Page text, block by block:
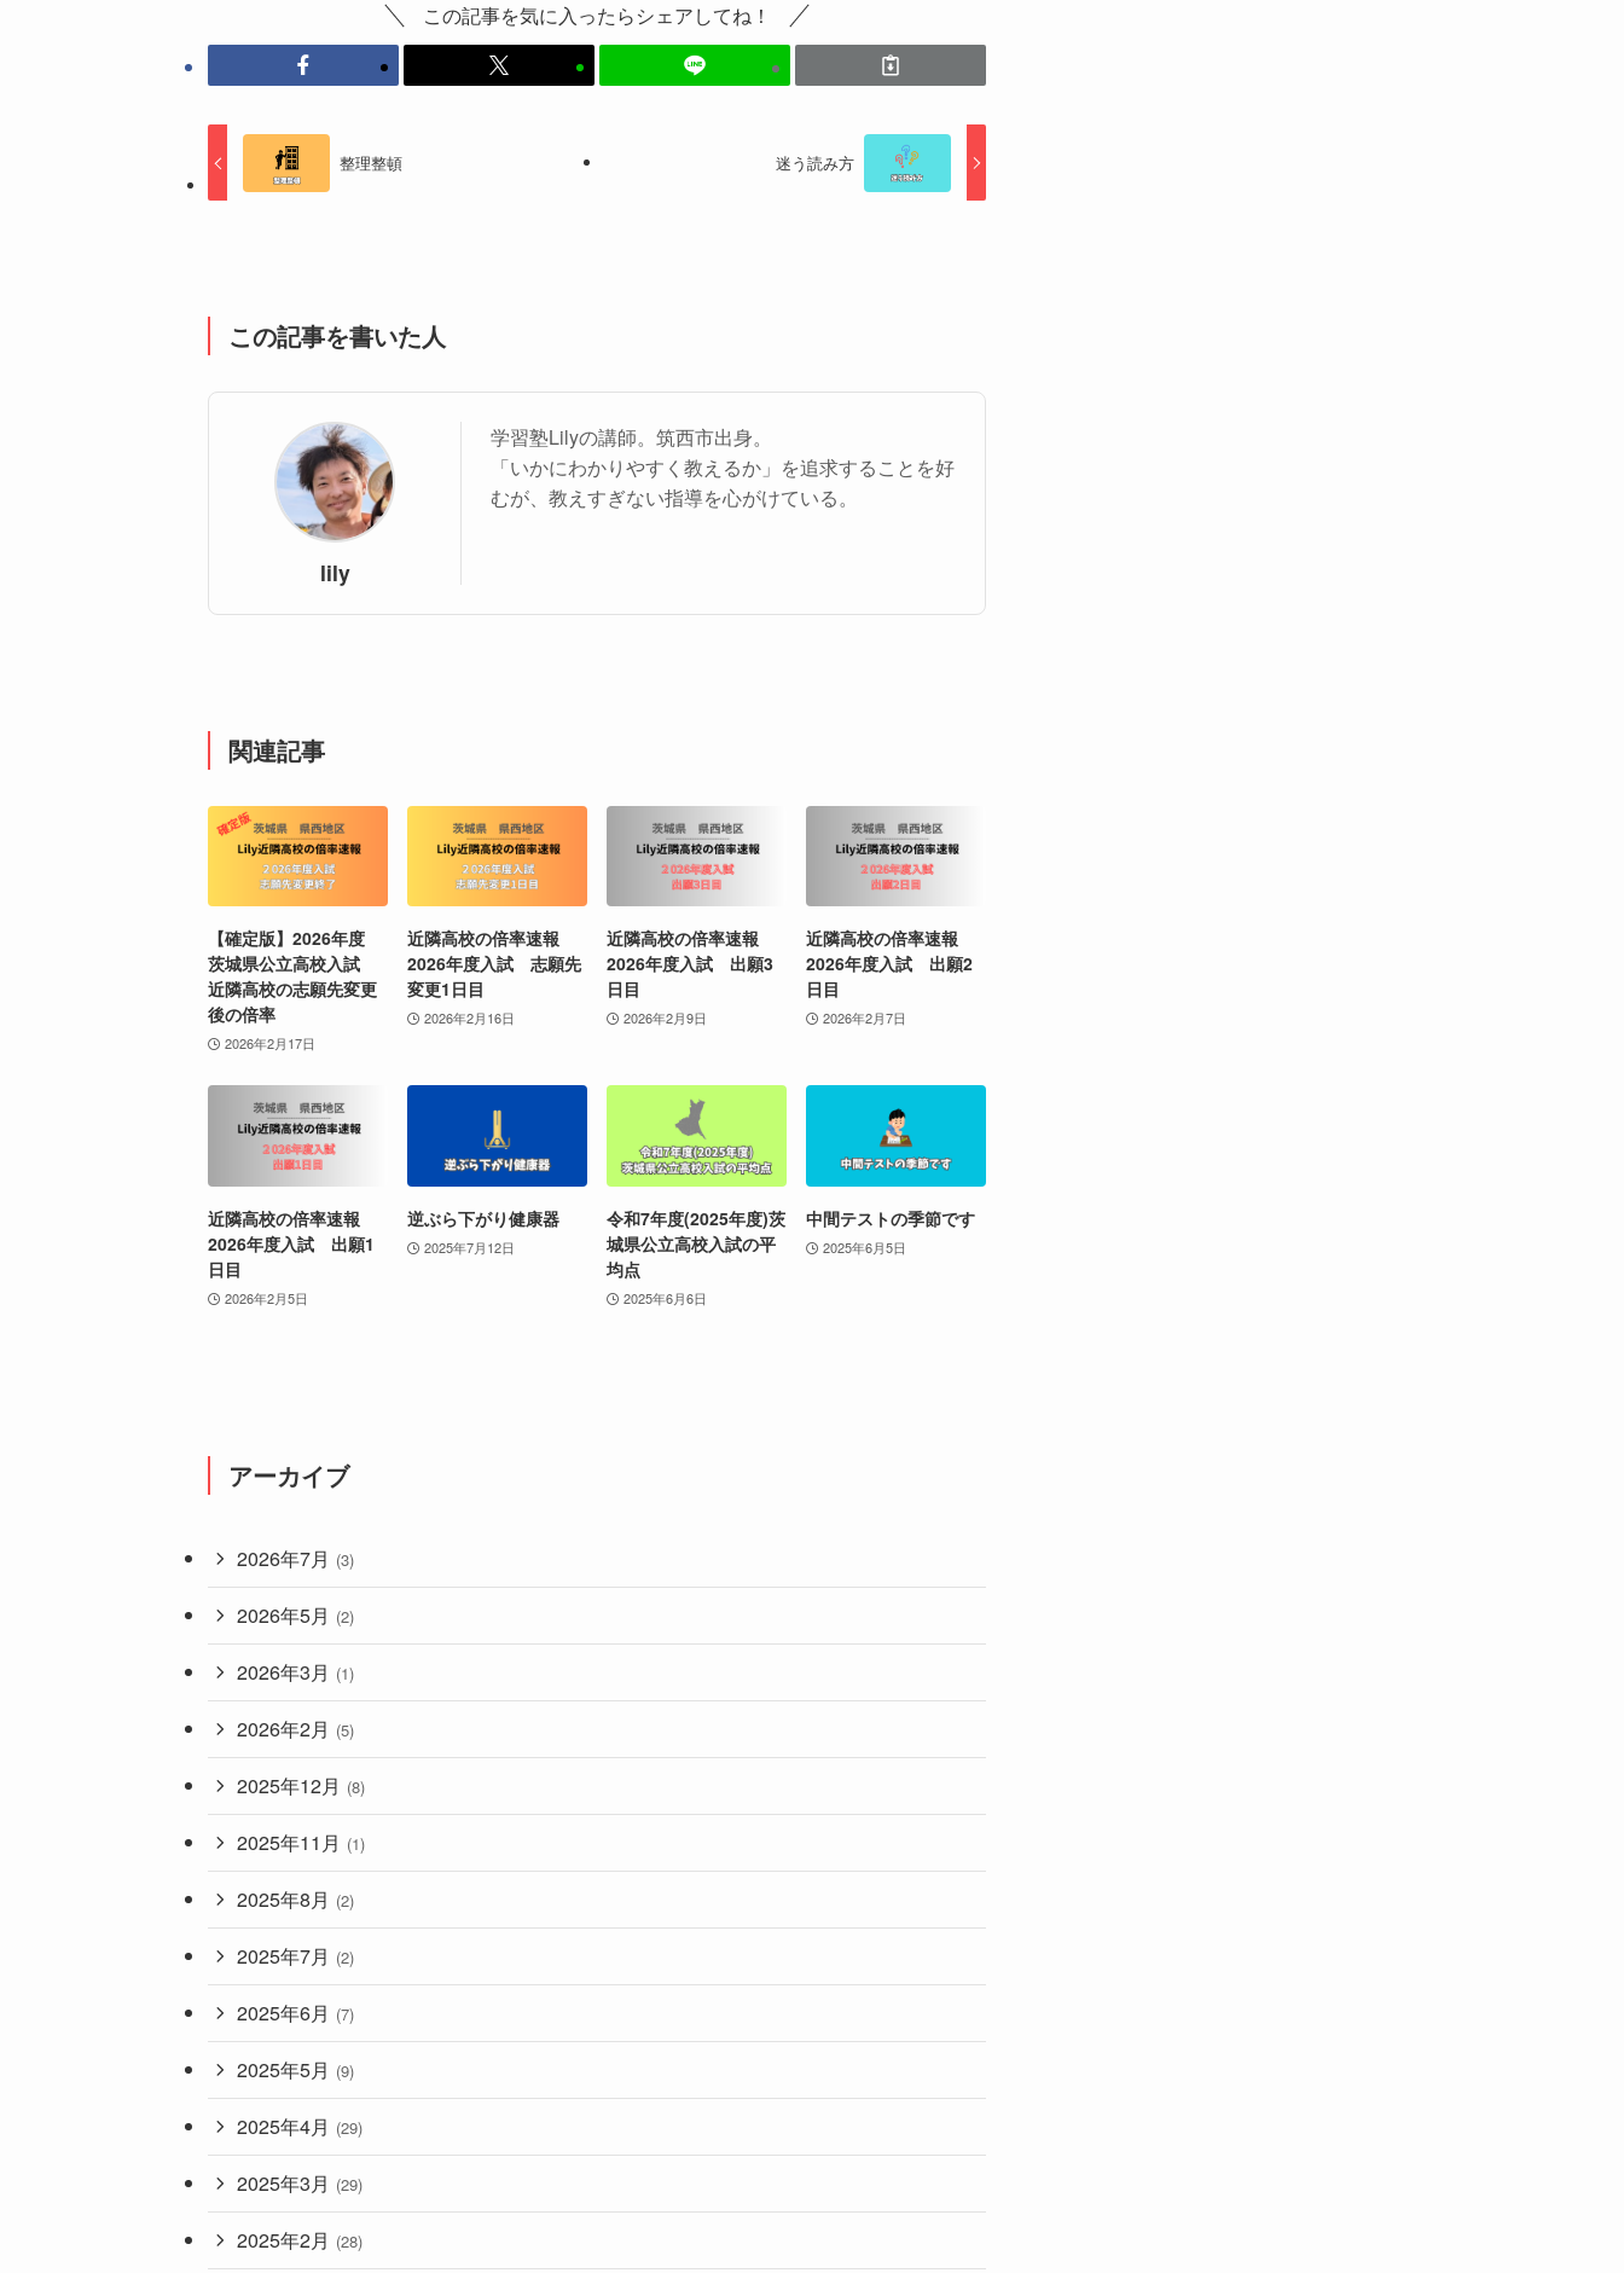
この記事を気に入ったらシェアしてね！
整理整頓 迷う読み方
この記事を書いた人
lily
学習塾Lilyの講師。筑西市出身。
「いかにわかりやすく教えるか」を追求することを好
むが、教えすぎない指導を心がけている。
関連記事
【確定版】2026年度
茨城県公立高校入試
近隣高校の志願先変更
後の倍率
2026年2月17日
近隣高校の倍率速報
2026年度入試 志願先
変更1日目
2026年2月16日
近隣高校の倍率速報
2026年度入試 出願3
日目
2026年2月9日
近隣高校の倍率速報
2026年度入試 出願2
日目
2026年2月7日
近隣高校の倍率速報
2026年度入試 出願1
日目
2026年2月5日
逆ぶら下がり健康器
2025年7月12日
令和7年度(2025年度)茨
城県公立高校入試の平
均点
2025年6月6日
中間テストの季節です
2025年6月5日
アーカイブ
2026年7月 (3)
2026年5月 (2)
2026年3月 (1)
2026年2月 (5)
2025年12月 (8)
2025年11月 (1)
2025年8月 (2)
2025年7月 (2)
2025年6月 (7)
2025年5月 (9)
2025年4月 (29)
2025年3月 (29)
2025年2月 (28)